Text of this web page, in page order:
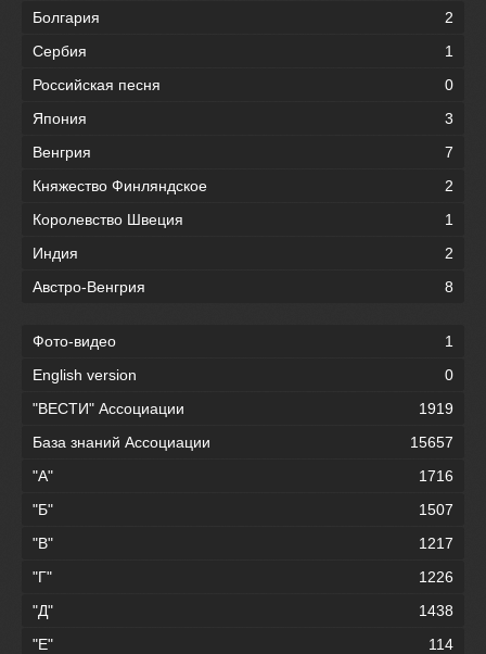
Болгария
2
Сербия
1
Российская песня
0
Япония
3
Венгрия
7
Княжество Финляндское
2
Королевство Швеция
1
Индия
2
Австро-Венгрия
8
Фото-видео
1
English version
0
"ВЕСТИ" Ассоциации
1919
База знаний Ассоциации
15657
"А"
1716
"Б"
1507
"В"
1217
"Г"
1226
"Д"
1438
"Е"
114